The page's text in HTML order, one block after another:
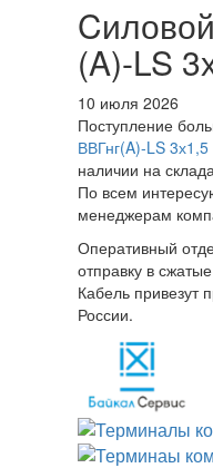
(A)-LS
10 июля 2026
Поступление
ВВГнг(A)-LS 3х1,5
наличии на
По всем
менеджерам
Оперативный
отправку в
Кабель привезут
России.